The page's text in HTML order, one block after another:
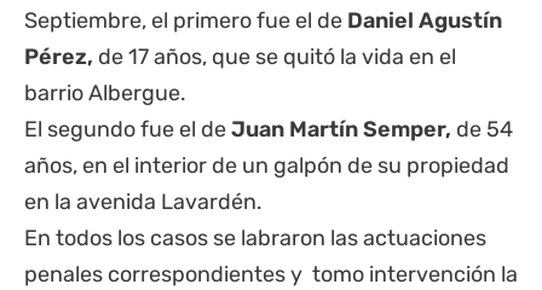
Septiembre, el primero fue el de Daniel Agustín
Pérez, de 17 años, que se quitó la vida en el
barrio Albergue.
El segundo fue el deJuan Martín Semper, de 54
años, en el interior de un galpón de su propiedad
en la avenida Lavardén.
En todos los casos se labraron las actuaciones
penales correspondientes y tomo intervención la